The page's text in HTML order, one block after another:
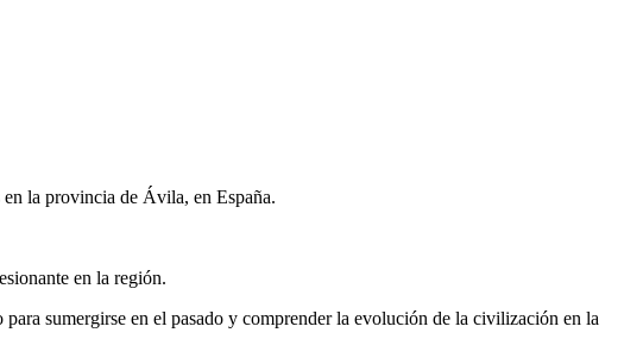
la provincia de Ávila, en España.
en la región.
sumergirse en el pasado y comprender la evolución de la civilización en la